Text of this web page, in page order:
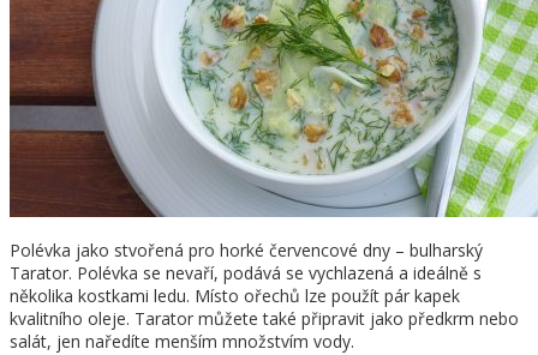
Polévka jako stvořená pro horké červencové dny – bulharský
Tarator. Polévka se nevaří, podává se vychlazená a ideálně s
několika kostkami ledu. Místo ořechů lze použít pár kapek
kvalitního oleje. Tarator můžete také připravit jako předkrm nebo
salát, jen naředíte menším množstvím vody.